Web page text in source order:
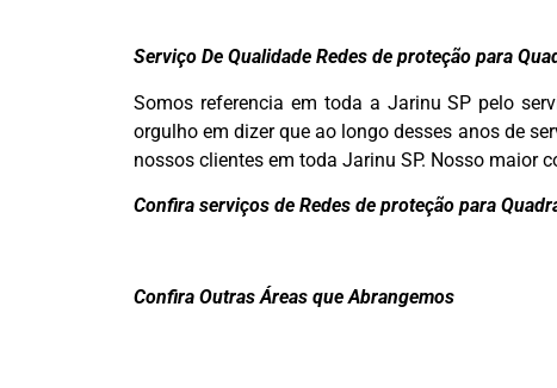
Serviço De Qualidade Redes de proteção para
Somos referencia em toda a Jarinu SP pelo
orgulho em dizer que ao longo desses anos de
nossos clientes em toda Jarinu SP. Nosso maior
Confira serviços de Redes de proteção para
Confira Outras Áreas que Abrangemos